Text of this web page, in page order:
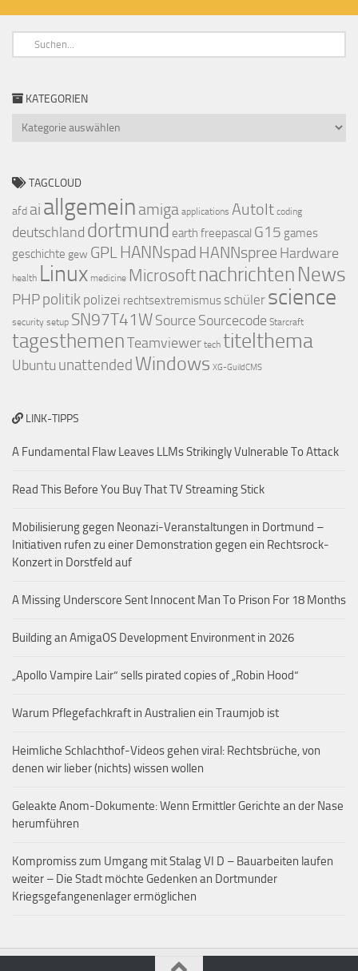
KATEGORIEN
TAGCLOUD
afd ai allgemein amiga applications AutoIt coding
deutschland dortmund earth freepascal G15 games
geschichte gew GPL HANNspad HANNspree Hardware
health Linux medicine Microsoft nachrichten News
PHPpolitik polizei rechtsextremismus schüler science
security setup SN97T41WSource Sourcecode Starcraft
tagesthemenTeamviewer tech titelthema
Ubuntu unattended Windows XG-GuildCMS
LINK-TIPPS
A Fundamental Flaw Leaves LLMs Strikingly Vulnerable To Attack
Read This Before You Buy That TV Streaming Stick
Mobilisierung gegen Neonazi-Veranstaltungen in Dortmund –
Initiativen rufen zu einer Demonstration gegen ein Rechtsrock-
Konzert in Dorstfeld auf
A Missing Underscore Sent Innocent Man To Prison For 18 Months
Building an AmigaOS Development Environment in 2026
„Apollo Vampire Lair“ sells pirated copies of „Robin Hood“
Warum Pflegefachkraft in Australien ein Traumjob ist
Heimliche Schlachthof-Videos gehen viral: Rechtsbrüche, von
denen wir lieber (nichts) wissen wollen
Geleakte Anom-Dokumente: Wenn Ermittler Gerichte an der Nase
herumführen
Kompromiss zum Umgang mit Stalag VI D – Bauarbeiten laufen
weiter – Die Stadt möchte Gedenken an Dortmunder
Kriegsgefangenenlager ermöglichen